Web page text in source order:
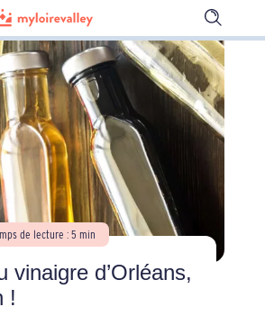
Ouvrir
la
barre
de
de lecture : 5 min
vinaigre d’Orléans,
!